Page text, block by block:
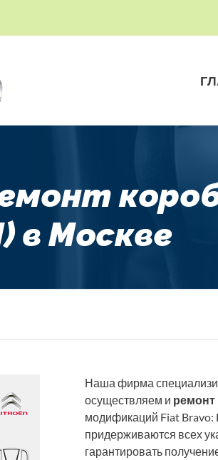
в Москве
Наша фирма
осуществляем и ремонт
модификаций Fiat Bravo:
придерживаются всех
гарантировать